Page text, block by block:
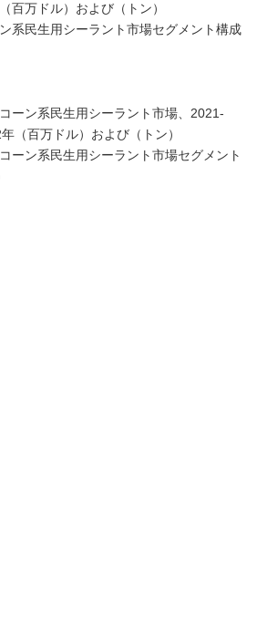
百万ドル）および（トン）
系民生用シーラント市場セグメント構成
ーン系民生用シーラント市場、2021-
（百万ドル）および（トン）
ーン系民生用シーラント市場セグメント